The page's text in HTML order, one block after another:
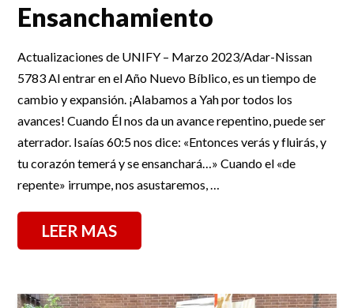
Ensanchamiento
Actualizaciones de UNIFY – Marzo 2023/Adar-Nissan
5783 Al entrar en el Año Nuevo Bíblico, es un tiempo de
cambio y expansión. ¡Alabamos a Yah por todos los
avances! Cuando Él nos da un avance repentino, puede ser
aterrador. Isaías 60:5 nos dice: «Entonces verás y fluirás, y
tu corazón temerá y se ensanchará…» Cuando el «de
repente» irrumpe, nos asustaremos, …
LEER MAS